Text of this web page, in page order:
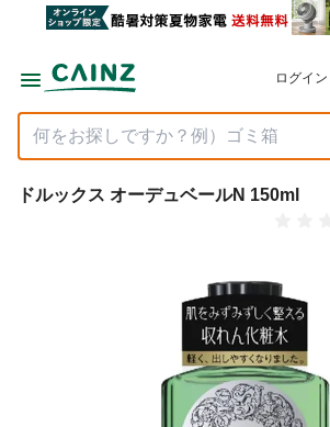
ログイ
ドルックス オーデュベールN 150ml